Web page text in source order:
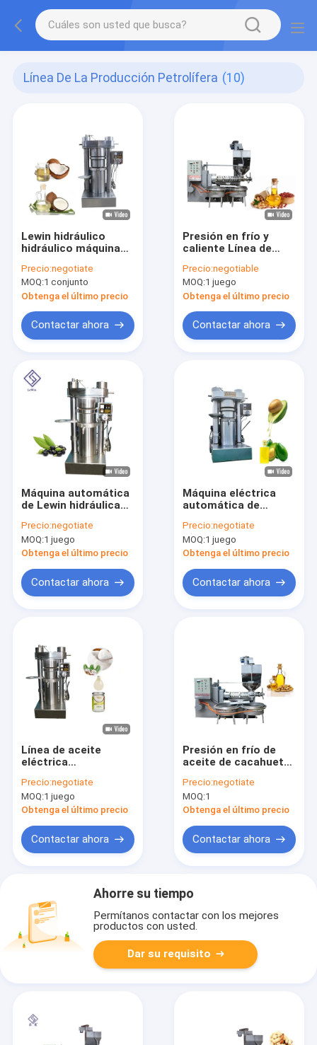
Línea De La Producción Petrolífera (10)
Lewin hidráulico
hidráulico máquina
aceite de coco línea
de aceite de coco
Precio:negotiate
MOQ:1 conjunto
Obtenga el último precio
Contactar ahora
Presión en frío y
caliente Línea de
girasol de sésamo de
cacahuete para el
uso de plantas
comerciales de
aceite
Precio:negotiable
MOQ:1 juego
Obtenga el último precio
Contactar ahora
Máquina automática
de Lewin hidráulica
mantequilla de
cacahuete Máquina
de cacao en polvo
Precio:negotiate
MOQ:1 juego
Obtenga el último precio
Contactar ahora
Máquina eléctrica
automática de
aguacates máquina
de pelar máquina de
prensa de aceite
Precio:negotiate
MOQ:1 juego
Obtenga el último precio
Contactar ahora
Línea de aceite
eléctrica
aceite hidráulico
Presionador de
aceite de coco frío
Precio:negotiate
MOQ:1 juego
Obtenga el último precio
Contactar ahora
Presión en frío de
aceite de cacahuete
máquina para hacer
aceite de cacahuete
máquina de aceite de
Precio:negotiate
MOQ:1
Obtenga el último precio
Contactar ahora
Ahorre su tiempo
Permítanos contactar con los mejores
productos con usted.
Dar su requisito